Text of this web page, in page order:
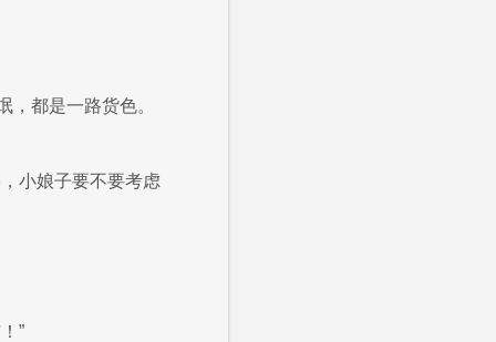
都是一路货色。
小娘子要不要考虑
”